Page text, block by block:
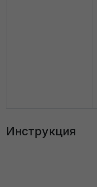
Инструкция